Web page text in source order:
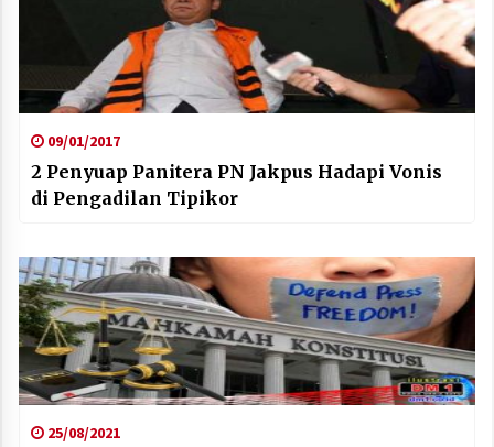
09/01/2017
2 Penyuap Panitera PN Jakpus Hadapi Vonis
di Pengadilan Tipikor
25/08/2021